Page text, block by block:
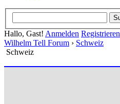
Hallo, Gast! Anmelden Registrieren
Wilhelm Tell Forum › Schweiz
Schweiz